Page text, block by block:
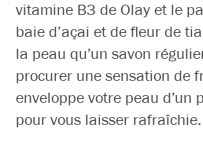
vitamine B3 de Olay et le
baie d’açai et de fleur de
la peau qu’un savon
procurer une sensation de
enveloppe votre peau d’un
pour vous laisser rafraîchie.